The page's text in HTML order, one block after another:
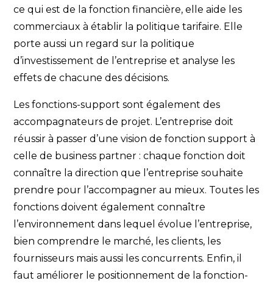
ce qui est de la fonction financière, elle aide les
commerciaux à établir la politique tarifaire. Elle
porte aussi un regard sur la politique
d’investissement de l’entreprise et analyse les
effets de chacune des décisions.
Les fonctions-support sont également des
accompagnateurs de projet. L’entreprise doit
réussir à passer d’une vision de fonction support à
celle de business partner : chaque fonction doit
connaître la direction que l’entreprise souhaite
prendre pour l’accompagner au mieux. Toutes les
fonctions doivent également connaître
l’environnement dans lequel évolue l’entreprise,
bien comprendre le marché, les clients, les
fournisseurs mais aussi les concurrents. Enfin, il
faut améliorer le positionnement de la fonction-